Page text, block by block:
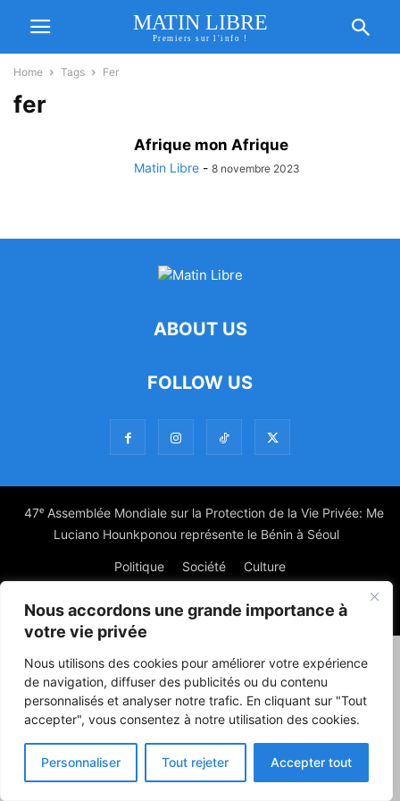
Nous accordons une grande importance à
votre vie privée
Nous utilisons des cookies pour améliorer votre expérience
de navigation, diffuser des publicités ou du contenu
personnalisés et analyser notre trafic. En cliquant sur "Tout
accepter", vous consentez à notre utilisation des cookies.
Personnaliser Tout rejeter Accepter tout
MATIN LIBRE
Premiers sur l'info !
Home Tags Fer
fer
Afrique mon Afrique
Matin Libre - 8 novembre 2023
ABOUT US
FOLLOW US
47ᵉ Assemblée Mondiale sur la Protection de la Vie Privée: Me
Luciano Hounkponou représente le Bénin à Séoul
Politique Société Culture
© Powered by digitXplus Francophone